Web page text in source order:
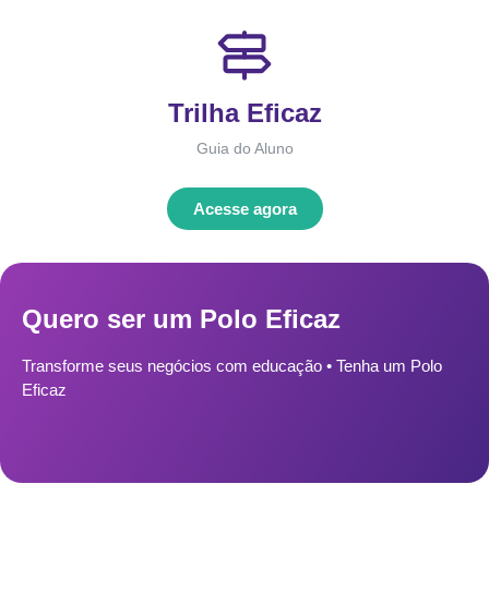
Trilha Eficaz
Guia do Aluno
Acesse agora
Quero ser um Polo Eficaz
Transforme seus negócios com educação • Tenha um Polo
Eficaz